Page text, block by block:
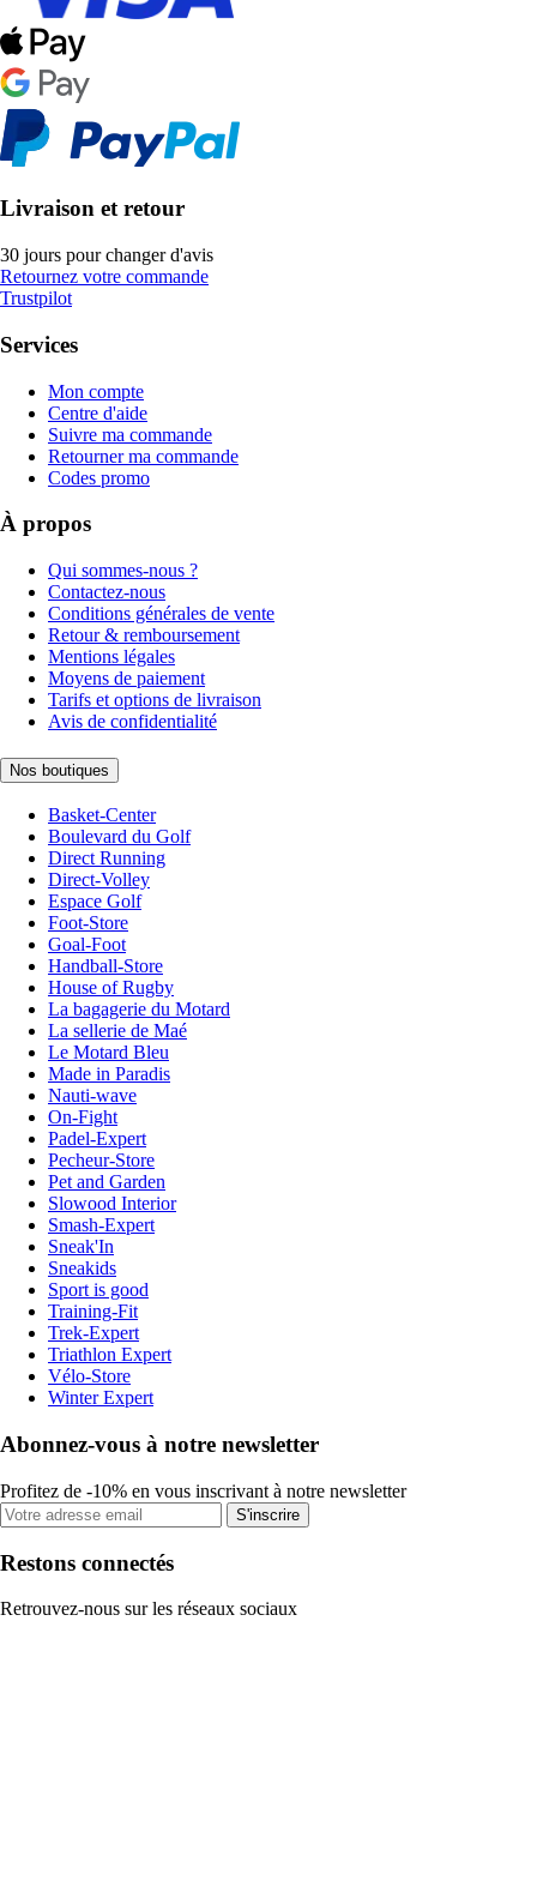
Livraison et retour
30 jours pour changer d'avis
Retournez votre commande
Trustpilot
Services
Mon compte
Centre d'aide
Suivre ma commande
Retourner ma commande
Codes promo
À propos
Qui sommes-nous ?
Contactez-nous
Conditions générales de vente
Retour & remboursement
Mentions légales
Moyens de paiement
Tarifs et options de livraison
Avis de confidentialité
Nos boutiques
Basket-Center
Boulevard du Golf
Direct Running
Direct-Volley
Espace Golf
Foot-Store
Goal-Foot
Handball-Store
House of Rugby
La bagagerie du Motard
La sellerie de Maé
Le Motard Bleu
Made in Paradis
Nauti-wave
On-Fight
Padel-Expert
Pecheur-Store
Pet and Garden
Slowood Interior
Smash-Expert
Sneak'In
Sneakids
Sport is good
Training-Fit
Trek-Expert
Triathlon Expert
Vélo-Store
Winter Expert
Abonnez-vous à notre newsletter
Profitez de -10% en vous inscrivant à notre newsletter
S'inscrire
Restons connectés
Retrouvez-nous sur les réseaux sociaux